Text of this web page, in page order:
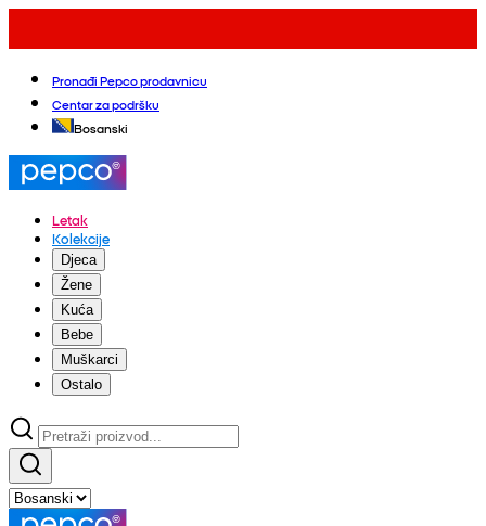
Pronađi Pepco prodavnicu
Centar za podršku
Bosanski
Letak
Kolekcije
Djeca
Žene
Kuća
Bebe
Muškarci
Ostalo